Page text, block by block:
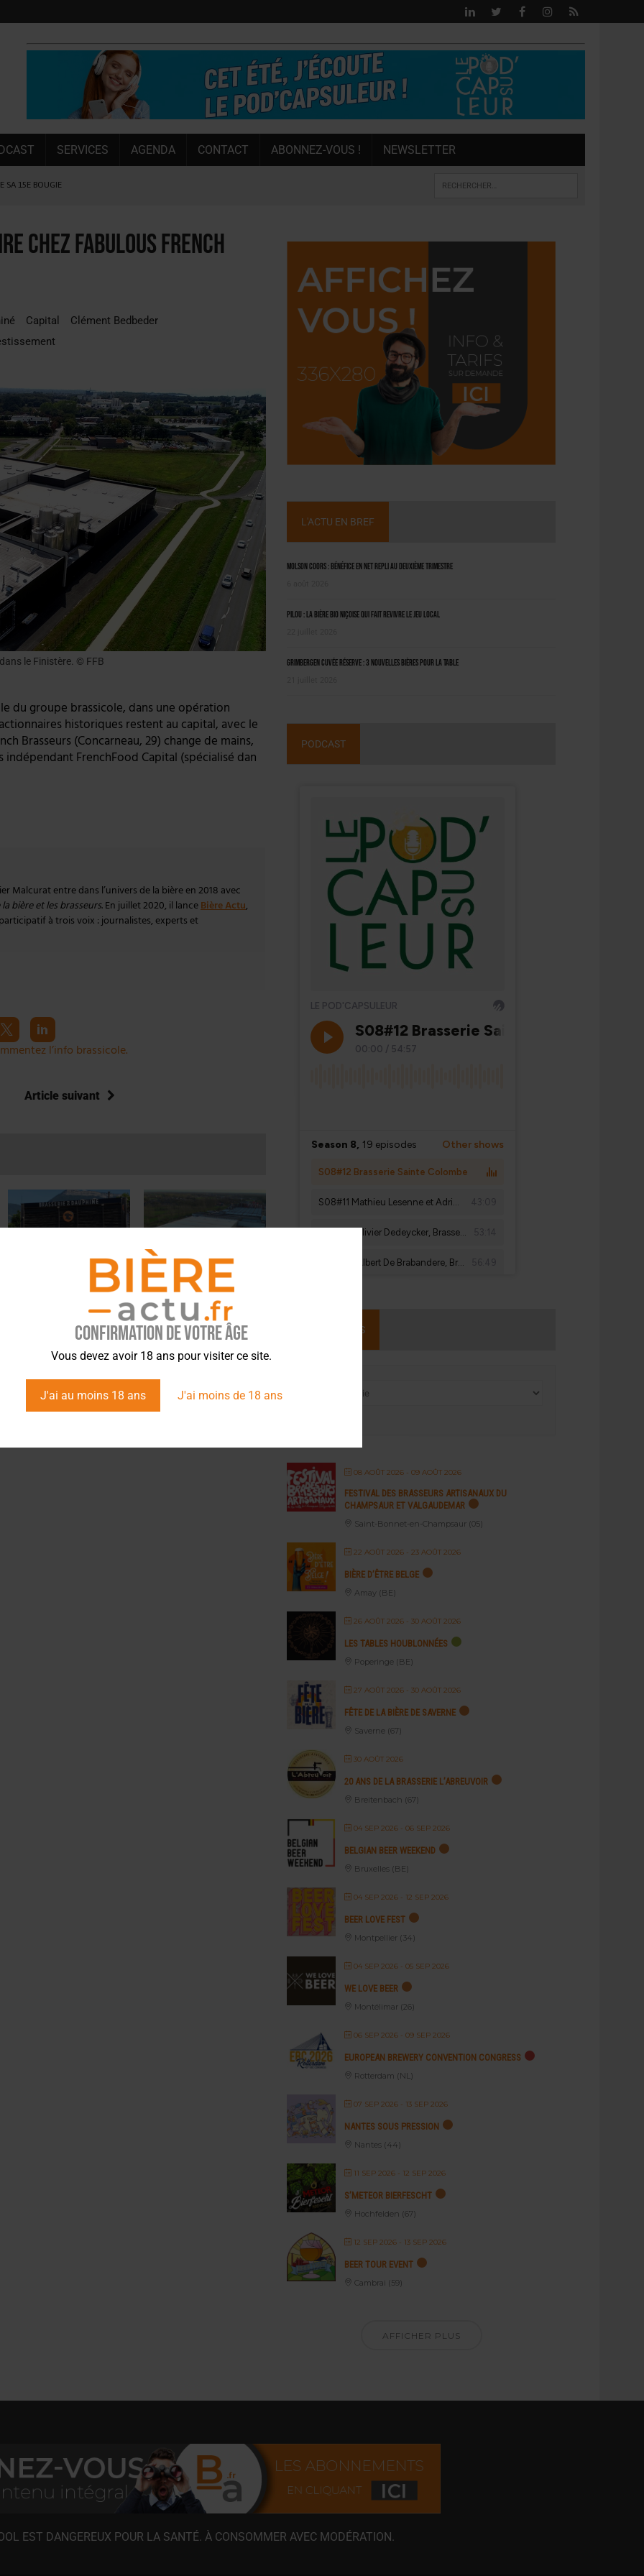
Confirmation de votre âge
Vous devez avoir 18 ans pour visiter ce site.
J'ai au moins 18 ans J'ai moins de 18 ans
SERVICES AGENDA CONTACT ABONNEZ-VOUS ! NEWSLETTER
SA 15E BOUGIE
DE 50 %
LE MARCHÉ [ÉTUDE]
PIONNIÈRE EN ILLE-ET-VILAINE
chez Fabulous French
Capital
Clément Bedbeder
le Finistère. © FFB
du groupe brassicole, dans une opération
historiques restent au capital, avec le
Brasseurs (Concarneau, 29) change de mains,
indépendant FrenchFood Capital (spécialisé dan
Malcurat entre dans l’univers de la bière en 2018 avec
bière et les brasseurs. En juillet 2020, il lance Bière Actu,
à trois voix : journalistes, experts et
l’info brassicole.
Article suivant
EXCLUSIF – FFB rachète la
ACTU EN BREF , BRASSERIES
Alken-Maes investit 13
millions dans son ‘Fort Knox’
L'ACTU EN BREF
Molson Coors : bénéfice en net repli au deuxième trimestre
Pilou : la bière bio niçoise qui fait revivre le jeu local
Grimbergen Cuvée Réserve : 3 nouvelles bières pour la table
PODCAST
ÉVÉNEMENTS
08 AOÛT 2026 - 09 AOÛT 2026
FESTIVAL DES BRASSEURS ARTISANAUX DU
CHAMPSAUR ET VALGAUDEMAR
Saint-Bonnet-en-Champsaur (05)
22 AOÛT 2026 - 23 AOÛT 2026
BIÈRE D’ÊTRE BELGE
Amay (BE)
26 AOÛT 2026 - 30 AOÛT 2026
LES TABLES HOUBLONNÉES
Poperinge (BE)
27 AOÛT 2026 - 30 AOÛT 2026
FÊTE DE LA BIÈRE DE SAVERNE
Saverne (67)
30 AOÛT 2026
20 ANS DE LA BRASSERIE L’ABREUVOIR
Breitenbach (67)
04 SEP 2026 - 06 SEP 2026
BELGIAN BEER WEEKEND
Bruxelles (BE)
04 SEP 2026 - 12 SEP 2026
BEER LOVE FEST
Montpellier (34)
04 SEP 2026 - 05 SEP 2026
WE LOVE BEER
Montélimar (26)
06 SEP 2026 - 09 SEP 2026
EUROPEAN BREWERY CONVENTION CONGRESS
Rotterdam (NL)
07 SEP 2026 - 13 SEP 2026
NANTES SOUS PRESSION
Nantes (44)
11 SEP 2026 - 12 SEP 2026
S’METEOR BIERFESCHT
Hochfelden (67)
12 SEP 2026 - 13 SEP 2026
BEER TOUR EVENT
Cambrai (59)
AFFICHER PLUS
EST DANGEREUX POUR LA SANTÉ. À CONSOMMER AVEC MODÉRATION.